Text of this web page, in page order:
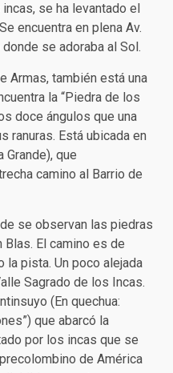
se ha levantado el
encuentra en plena Av.
se adoraba al Sol.
Armas, también está una
la “Piedra de los
doce ángulos que una
ranuras. Está ubicada en
Grande), que
camino al Barrio de
se observan las piedras
Blas. El camino es de
la pista. Un poco alejada
Sagrado de los Incas.
(En quechua:
que abarcó la
por los incas que se
de América